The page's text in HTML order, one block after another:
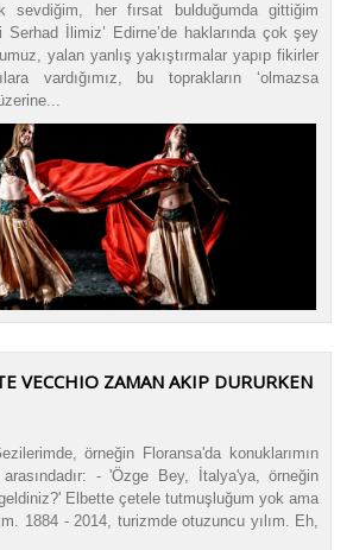
sevdiğim, her fırsat bulduğumda gittiğim
Serhad İlimiz’ Edirne’de haklarında çok şey
yalan yanlış yakıştırmalar yapıp fikirler
vardığımız, bu toprakların ‘olmazsa
VECCHIO ZAMAN AKIP DURURKEN
örneğin Floransa'da konuklarımın
- 'Özge Bey, İtalya'ya, örneğin
Elbette çetele tutmuşluğum yok ama
1884 - 2014, turizmde otuzuncu yılım. Eh,